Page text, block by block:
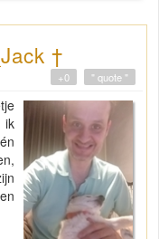
†
" quote "
+0
ik